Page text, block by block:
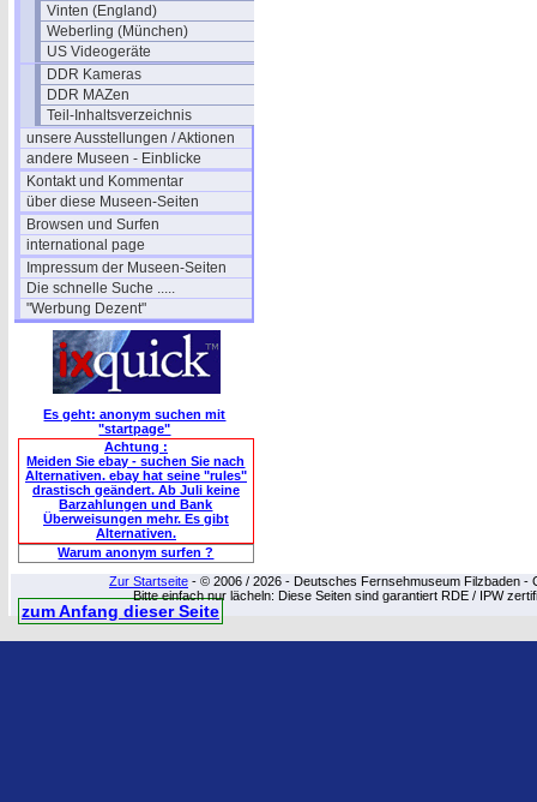
Vinten (England)
Weberling (München)
US Videogeräte
DDR Kameras
DDR MAZen
Teil-Inhaltsverzeichnis
unsere Ausstellungen / Aktionen
andere Museen - Einblicke
Kontakt und Kommentar
über diese Museen-Seiten
Browsen und Surfen
international page
Impressum der Museen-Seiten
Die schnelle Suche .....
"Werbung Dezent"
Es geht: anonym suchen mit
"startpage"
Achtung :
Meiden Sie ebay - suchen Sie nach
Alternativen. ebay hat seine "rules"
drastisch geändert. Ab Juli keine
Barzahlungen und Bank
Überweisungen mehr. Es gibt
Alternativen.
Warum anonym surfen ?
Zur Startseite - © 2006 / 2026 - Deutsches Fernsehmuseum Filzbaden -
Bitte einfach nur lächeln: Diese Seiten sind garantiert RDE / IPW
zum Anfang dieser Seite